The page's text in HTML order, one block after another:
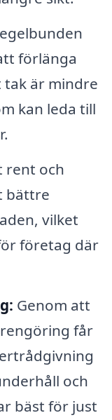
förlänga
är mindre
kan leda till
rent och
bättre
vilket
företag där
Genom att
får
och
bäst för just